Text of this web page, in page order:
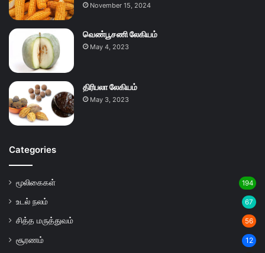
November 15, 2024
வெண்பூசணி லேகியம்
May 4, 2023
திரிபலா லேகியம்
May 3, 2023
Categories
மூலிகைகள் 194
உடல் நலம் 67
சித்த மருத்துவம் 56
சூரணம் 12